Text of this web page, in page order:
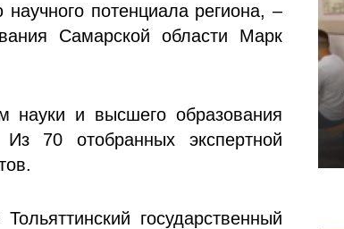
потенциала региона, –
Самарской области Марк
науки и высшего образования
70 отобранных экспертной
государственный